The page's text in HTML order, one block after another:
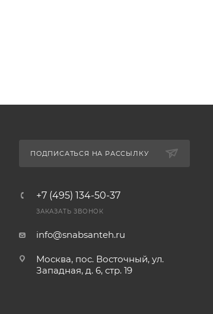
ПОДПИСАТЬСЯ НА РАССЫЛКУ
+7 (495) 134-50-37
ЗАКАЗАТЬ ЗВОНОК
info@snabsanteh.ru
Москва, пос. Восточный, ул.
Западная, д. 6, стр. 19